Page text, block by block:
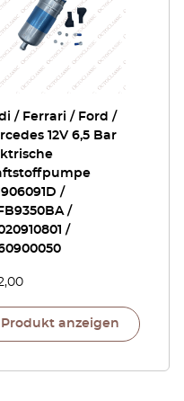
/ Ferrari / Ford /
12V 6,5 Bar
/
/
/
Produkt anzeigen